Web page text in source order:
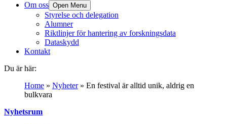
Om oss Open Menu
Styrelse och delegation
Alumner
Riktlinjer för hantering av forskningsdata
Dataskydd
Kontakt
Du är här:
Home » Nyheter» En festival är alltid unik, aldrig en
bulkvara
Nyhetsrum